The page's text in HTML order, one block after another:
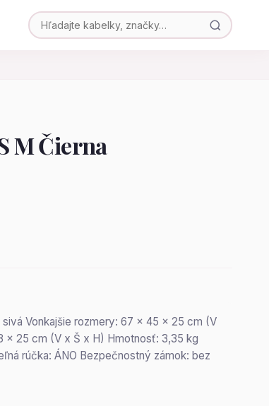
M Čierna
sivá Vonkajšie rozmery: 67 x 45 x 25 cm (V
x 25 cm (V x Š x H) Hmotnosť: 3,35 kg
rúčka: ÁNO Bezpečnostný zámok: bez